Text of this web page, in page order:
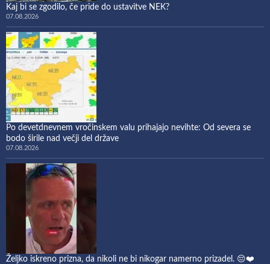
Kaj bi se zgodilo, če pride do ustavitve NEK?
07.08.2026
Po devetdnevnem vročinskem valu prihajajo nevihte: Od severa se
bodo širile nad večji del države
07.08.2026
Željko iskreno prizna, da nikoli ne bi nikogar namerno prizadel. 😔❤️